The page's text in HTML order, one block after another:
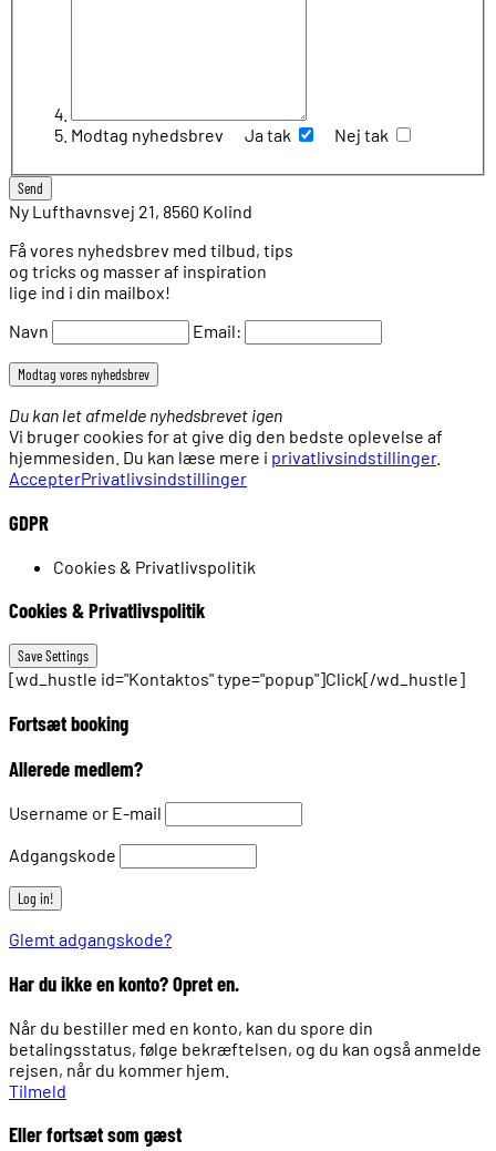
Modtag nyhedsbrev Ja tak Nej tak
Ny Lufthavnsvej 21, 8560 Kolind
Få vores nyhedsbrev med tilbud, tips
og tricks og masser af inspiration
lige ind i din mailbox!
Navn
Email:
Du kan let afmelde nyhedsbrevet igen
Vi bruger cookies for at give dig den bedste oplevelse af
hjemmesiden. Du kan læse mere i privatlivsindstillinger.
AccepterPrivatlivsindstillinger
GDPR
Cookies & Privatlivspolitik
Cookies & Privatlivspolitik
[wd_hustle id="Kontaktos" type="popup"]Click[/wd_hustle]
Fortsæt booking
Allerede medlem?
Username or E-mail
Adgangskode
Glemt adgangskode?
Har du ikke en konto? Opret en.
Når du bestiller med en konto, kan du spore din
betalingsstatus, følge bekræftelsen, og du kan også anmelde
rejsen, når du kommer hjem.
Tilmeld
Eller fortsæt som gæst